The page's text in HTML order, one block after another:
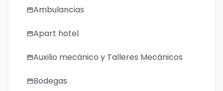
storefrontAmbulancias
storefrontApart hotel
storefrontAuxilio mecánico y Talleres Mecánicos
storefrontBodegas